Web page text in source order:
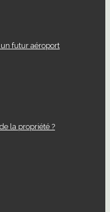
futur aéroport
la propriété ?